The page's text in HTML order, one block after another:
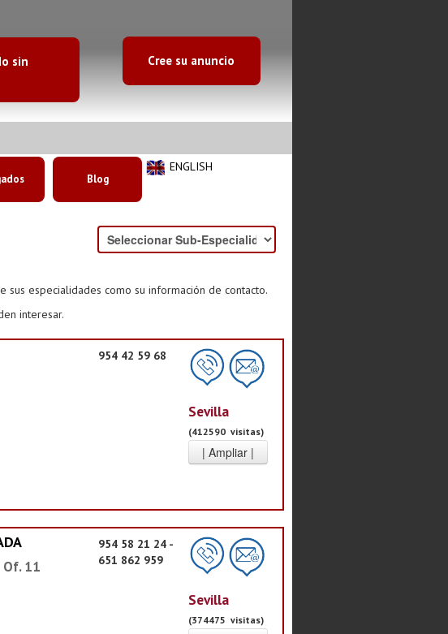
sin
Cree su anuncio
ENGLISH
Blog
especialidades como su información de contacto.
interesar.
954 42 59 68
Sevilla
(412590 visitas)
11
954 58 21 24 -
651 862 959
Sevilla
(374475 visitas)